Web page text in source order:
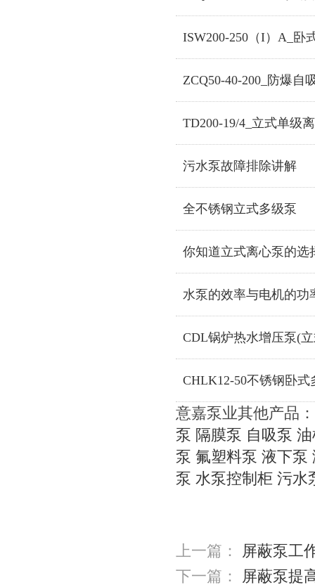
ISW200-250（I）A_卧
ZCQ50-40-200_防爆自
TD200-19/4_立式单级
污水泵故障排除讲解
全不锈钢立式多级泵
你知道立式离心泵的选
水泵的效率与电机的功
CDL锅炉热水增压泵(
CHLK12-50不锈钢卧式
意嘉泵业其他产品：
泵 隔膜泵 自吸泵
泵 氟塑料泵 液下泵
泵 水泵控制柜 污水
上一篇： 屏蔽泵工
下一篇： 屏蔽泵提